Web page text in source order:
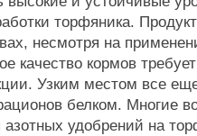
торфяника.
несмотря на
качество кормов
Узким местом все
белком. Многие
азотных удобрений на